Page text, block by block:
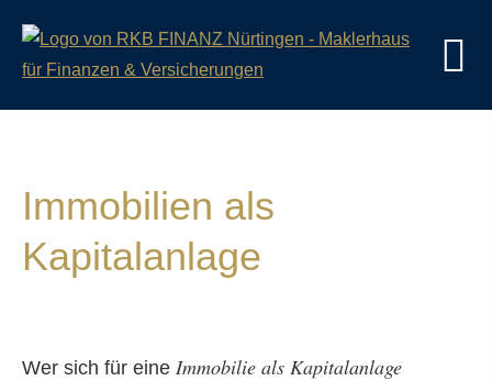
Immobilien als
Kapitalanlage
Wer sich für eine Immobilie als Kapitalanlage